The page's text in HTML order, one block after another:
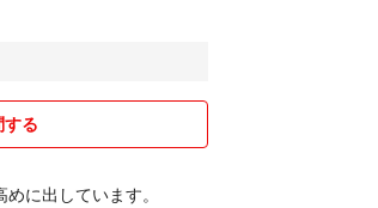
る
に出しています。